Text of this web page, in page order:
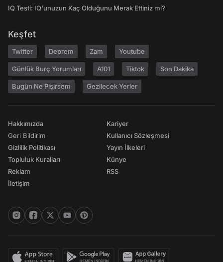
IQ Testi: IQ'unuzun Kaç Olduğunu Merak Ettiniz mi?
Keşfet
Twitter Deprem Zam Youtube
Günlük Burç Yorumları A101 Tiktok Son Dakika
Bugün Ne Pişirsem Gezilecek Yerler
Hakkımızda
Geri Bildirim
Gizlilik Politikası
Topluluk Kuralları
Reklam
İletişim
Kariyer
Kullanıcı Sözleşmesi
Yayın İlkeleri
Künye
RSS